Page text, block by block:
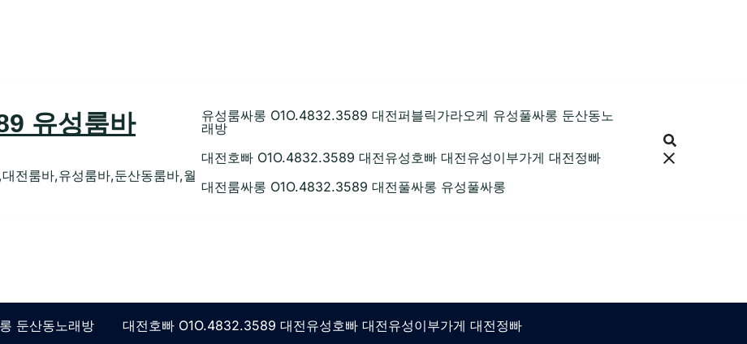
유성룸바
전룸바,유성룸바,둔산동룸바,월
유성룸싸롱 O1O.4832.3589 대전퍼블릭가라오케 유성풀싸롱 둔산동노
래방
대전호빠 O1O.4832.3589 대전유성호빠 대전유성이부가게 대전정빠
대전룸싸롱 O1O.4832.3589 대전풀싸롱 유성풀싸롱
둔산동노래방 대전호빠 O1O.4832.3589 대전유성호빠 대전유성이부가게 대전정빠